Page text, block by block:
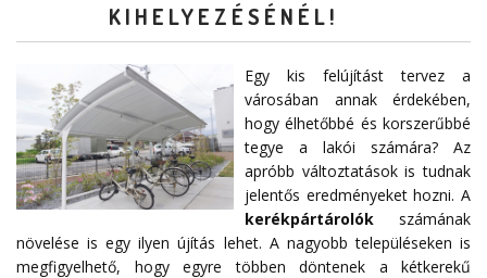
KIHELYEZÉSÉNÉL!
Egy kis felújítást tervez a
városában annak érdekében,
hogy élhetőbbé és korszerűbbé
tegye a lakói számára? Az
apróbb változtatások is tudnak
jelentős eredményeket hozni. A
kerékpártárolók számának
növelése is egy ilyen újítás lehet. A nagyobb településeken is
megfigyelhető, hogy egyre többen döntenek a kétkerekű